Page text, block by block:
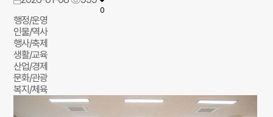
0
행정/운영
인물/역사
행사/축제
생활/교육
산업/경제
문화/관광
복지/체육